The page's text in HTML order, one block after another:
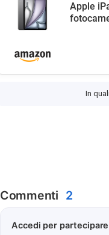
Apple
In
Commenti 2
Accedi per